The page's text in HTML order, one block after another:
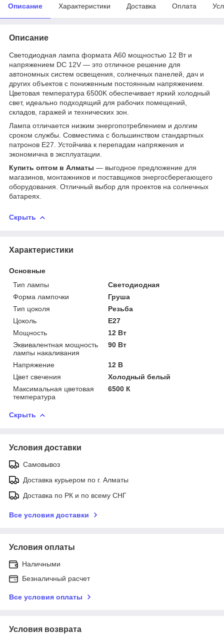
Описание Характеристики Доставка Оплата
Описание
Светодиодная лампа формата A60 мощностью 12 Вт и
напряжением DC 12V — это отличное решение для
автономных систем освещения, солнечных панелей, дач и
других объектов с пониженным постоянным напряжением.
Цветовая температура 6500K обеспечивает яркий холодный
свет, идеально подходящий для рабочих помещений,
складов, гаражей и технических зон.
Лампа отличается низким энергопотреблением и долгим
сроком службы. Совместима с большинством стандартных
патронов E27. Устойчива к перепадам напряжения и
экономична в эксплуатации.
Купить оптом в Алматы — выгодное предложение для
магазинов, монтажников и поставщиков энергосберегающего
оборудования. Отличный выбор для проектов на солнечных
батареях.
Скрыть
Характеристики
Основные
Тип лампы
Светодиодная
Форма лампочки
Груша
Тип цоколя
Резьба
Цоколь
E27
Мощность
12 Вт
Эквивалентная мощность
лампы накаливания
90 Вт
Напряжение
12 В
Цвет свечения
Холодный белый
Максимальная цветовая
температура
6500 К
Скрыть
Условия доставки
Самовывоз
Доставка курьером по г. Алматы
Доставка по РК и по всему СНГ
Все условия доставки
Условия оплаты
Наличными
Безналичный расчет
Все условия оплаты
Условия возврата